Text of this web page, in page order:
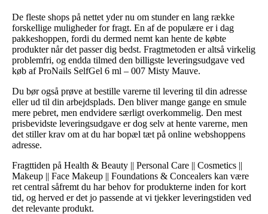
De fleste shops på nettet yder nu om stunder en lang række
forskellige muligheder for fragt. En af de populære er i dag
pakkeshoppen, fordi du dermed nemt kan hente de købte
produkter når det passer dig bedst. Fragtmetoden er altså virkelig
problemfri, og endda tilmed den billigste leveringsudgave ved
køb af ProNails SelfGel 6 ml – 007 Misty Mauve.
Du bør også prøve at bestille varerne til levering til din adresse
eller ud til din arbejdsplads. Den bliver mange gange en smule
mere pebret, men endvidere særligt overkommelig. Den mest
prisbevidste leveringsudgave er dog selv at hente varerne, men
det stiller krav om at du har bopæl tæt på online webshoppens
adresse.
Fragttiden på Health & Beauty || Personal Care || Cosmetics ||
Makeup || Face Makeup || Foundations & Concealers kan være
ret central såfremt du har behov for produkterne inden for kort
tid, og herved er det jo passende at vi tjekker leveringstiden ved
det relevante produkt.